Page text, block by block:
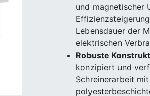
und magnetischer
Lebensdauer der
elektrischen
Robuste
konzipiert und
Schreinerarbeit